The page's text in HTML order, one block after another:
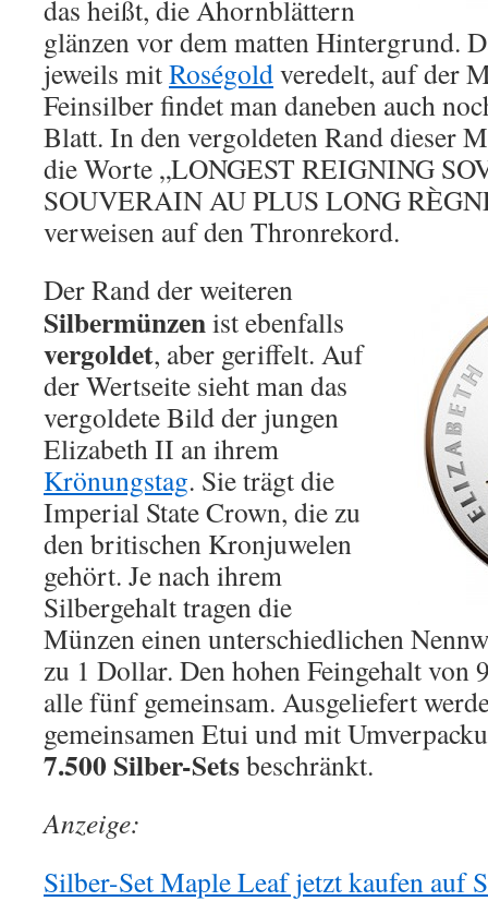
das heißt, die Ahornblättern
glänzen vor dem matten Hintergrund.
jeweils mitRoségoldveredelt, auf der
Feinsilber findet man daneben auch
Blatt. In den vergoldeten Rand dieser
die Worte „LONGEST REIGNING
SOUVERAIN AU PLUS LONG
verweisen auf den Thronrekord.
Der Rand der weiteren
Silbermünzenist ebenfalls
vergoldet, aber geriffelt. Auf
der Wertseite sieht man das
vergoldete Bild der jungen
Elizabeth II an ihrem
Krönungstag. Sie trägt die
Imperial State Crown, die zu
den britischen Kronjuwelen
gehört. Je nach ihrem
Silbergehalt tragen die
Münzen einen unterschiedlichen
zu 1 Dollar. Den hohen Feingehalt von
alle fünf gemeinsam. Ausgeliefert
gemeinsamen Etui und mit
7.500 Silber-Setsbeschränkt.
Anzeige:
Silber-Set Maple Leaf jetzt kaufen auf